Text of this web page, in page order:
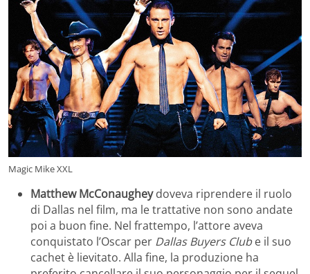
Magic Mike XXL
Matthew McConaugheydoveva riprendere il ruolo
di Dallas nel film, ma le trattative non sono andate
poi a buon fine. Nel frattempo, l’attore aveva
conquistato l’Oscar per Dallas Buyers Clube il suo
cachet è lievitato. Alla fine, la produzione ha